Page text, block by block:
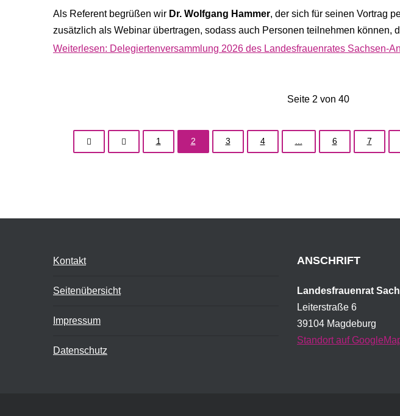
Als Referent begrüßen wir Dr. Wolfgang Hammer, der sich für seinen Vortrag
zusätzlich als Webinar übertragen, sodass auch Personen teilnehmen können,
Weiterlesen: Delegiertenversammlung 2026 des Landesfrauenrates Sachsen-
Seite 2 von 40
1 2 3 4 ... 6 7
Kontakt
Seitenübersicht
Impressum
Datenschutz
ANSCHRIFT
Landesfrauenrat
Leiterstraße 6
39104 Magdeburg
Standort auf